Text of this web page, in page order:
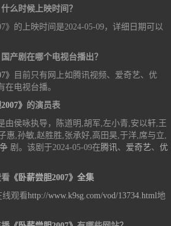
什么时候上映时间？
》的上映时间是2024-05-09，详细日期可以
国产剧在哪个电视台播出？
》
目前只有网上如腾讯视频、爱奇艺、优
电视台播。
》 的演员表
由侯咏执导，陈道明,胡军,左小青,安以轩,王
惠,孙敏,赵胜胜,张承好,高田昊,于洋,席与立,
剧。该剧于2024-05-09在 腾讯 、 爱奇艺、 优
《卧薪尝胆2007》全集
线观看http://www.k9sg.com/vod/13734.html地